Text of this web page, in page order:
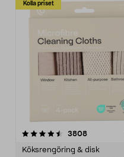
Kolla priset
3808recensioner
Köksrengöring & disk
4.0av 5 stjärnor